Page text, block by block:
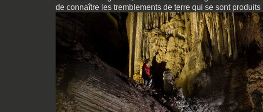
de connaître les tremblements de terre qui se sont